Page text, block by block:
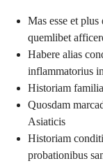
Mas esse et plus
quemlibet
Habere alias
inflammatorius
Historiam
Quosdam
Asiaticis
Historiam
probationibus